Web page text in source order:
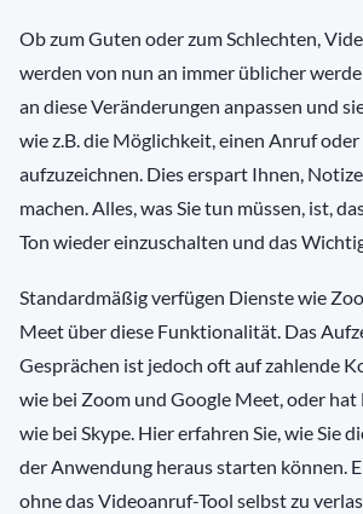
Ob zum Guten oder zum Schlechten,
werden von nun an immer üblicher
an diese Veränderungen anpassen und
wie z.B. die Möglichkeit, einen Anruf
aufzuzeichnen. Dies erspart Ihnen,
machen. Alles, was Sie tun müssen, ist,
Ton wieder einzuschalten und das
Standardmäßig verfügen Dienste wie
Meet über diese Funktionalität. Das
Gesprächen ist jedoch oft auf zahlende
wie bei Zoom und Google Meet, oder hat
wie bei Skype. Hier erfahren Sie, wie Sie
der Anwendung heraus starten können.
ohne das Videoanruf-Tool selbst zu